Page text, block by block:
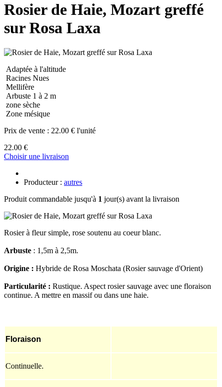
Rosier de Haie, Mozart greffé
sur Rosa Laxa
Adaptée à l'altitude
Racines Nues
Mellifère
Arbuste 1 à 2 m
zone sèche
Zone mésique
Prix de vente : 22.00 € l'unité
22.00 €
Choisir une livraison
Producteur : autres
Produit commandable jusqu'à 1 jour(s) avant la livraison
Rosier à fleur simple, rose soutenu au coeur blanc.
Arbuste : 1,5m à 2,5m.
Origine : Hybride de Rosa Moschata (Rosier sauvage d'Orient)
Particularité : Rustique. Aspect rosier sauvage avec une floraison
continue. A mettre en massif ou dans une haie.
Floraison
Continuelle.